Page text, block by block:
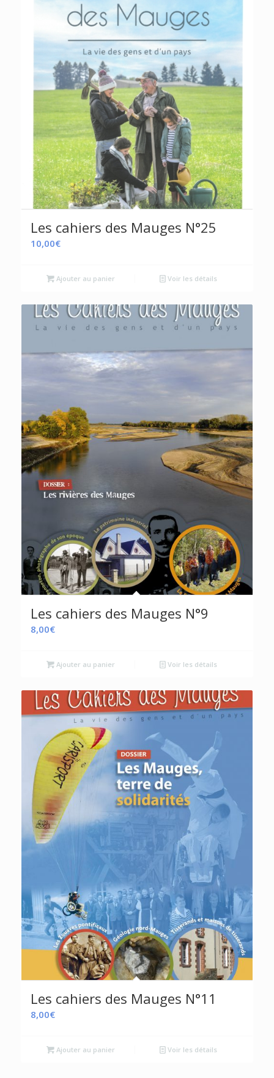
Les cahiers des Mauges N°25
10,00€
Ajouter au panier Voir les détails
Les cahiers des Mauges N°9
8,00€
Ajouter au panier Voir les détails
Les cahiers des Mauges N°11
8,00€
Ajouter au panier Voir les détails